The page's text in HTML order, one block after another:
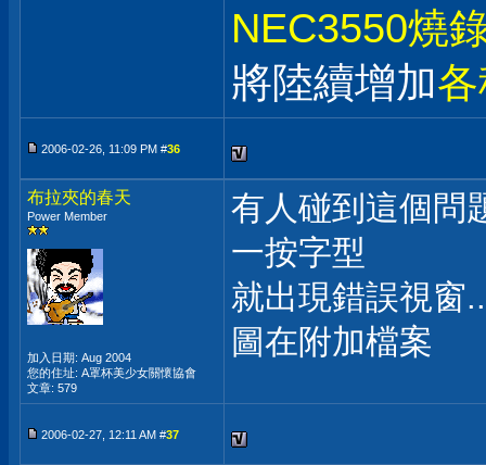
NEC3550燒
將陸續增加
2006-02-26, 11:09 PM #36
布拉夾的春天
Power Member
加入日期: Aug 2004
您的住址: A罩杯美少女關懷協會
文章: 579
有人碰到這個問
一按字型
就出現錯誤視窗
圖在附加檔案
2006-02-27, 12:11 AM #37